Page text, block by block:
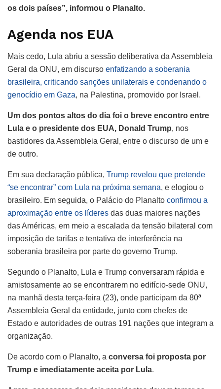
os dois países”, informou o Planalto.
Agenda nos EUA
Mais cedo, Lula abriu a sessão deliberativa da Assembleia
Geral da ONU, em discurso enfatizando a soberania
brasileira, criticando sanções unilaterais e condenando o
genocídio em Gaza, na Palestina, promovido por Israel.
Um dos pontos altos do dia foi o breve encontro entre
Lula e o presidente dos EUA, Donald Trump, nos
bastidores da Assembleia Geral, entre o discurso de um e
de outro.
Em sua declaração pública, Trump revelou que pretende
“se encontrar” com Lula na próxima semana, e elogiou o
brasileiro. Em seguida, o Palácio do Planalto confirmou a
aproximação entre os líderes das duas maiores nações
das Américas, em meio a escalada da tensão bilateral com
imposição de tarifas e tentativa de interferência na
soberania brasileira por parte do governo Trump.
Segundo o Planalto, Lula e Trump conversaram rápida e
amistosamente ao se encontrarem no edifício-sede ONU,
na manhã desta terça-feira (23), onde participam da 80ª
Assembleia Geral da entidade, junto com chefes de
Estado e autoridades de outras 191 nações que integram a
organização.
De acordo com o Planalto, a conversa foi proposta por
Trump e imediatamente aceita por Lula.